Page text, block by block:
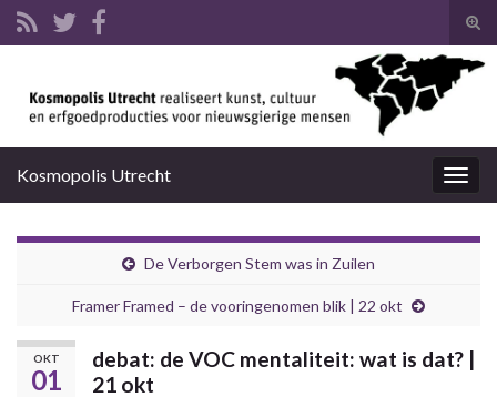
Kosmopolis Utrecht
De Verborgen Stem was in Zuilen
Framer Framed – de vooringenomen blik | 22 okt
OKT
01
debat: de VOC mentaliteit: wat is dat? |
21 okt